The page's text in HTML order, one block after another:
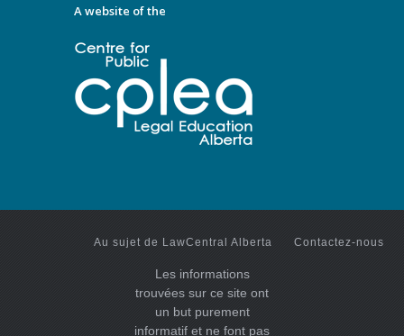
A website of the
Au sujet de LawCentral Alberta Contactez-nous
Les informations
trouvées sur ce site ont
un but purement
informatif et ne font pas